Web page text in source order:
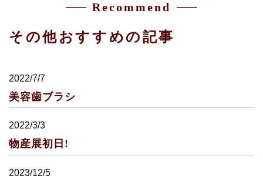
Recommend
その他おすすめの記事
2022/7/7
美容歯ブラシ
2022/3/3
物産展初日!
2023/12/5